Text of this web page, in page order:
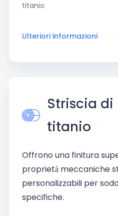
titanio
Ulteriori informazioni
Striscia
titanio
Offrono una finitura
proprietà meccaniche
personalizzabili per
specifiche.